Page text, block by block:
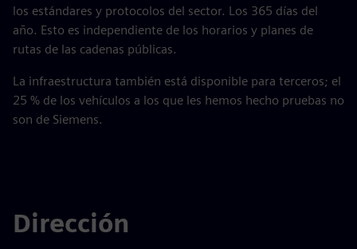
los estándares y protocolos del sector. Los 365 días del
año. Esto es independiente de los horarios y planes de
rutas de las cadenas públicas.
La infraestructura también está disponible para terceros; el
25 % de los vehículos a los que les hemos hecho pruebas no
son de Siemens.
Dirección